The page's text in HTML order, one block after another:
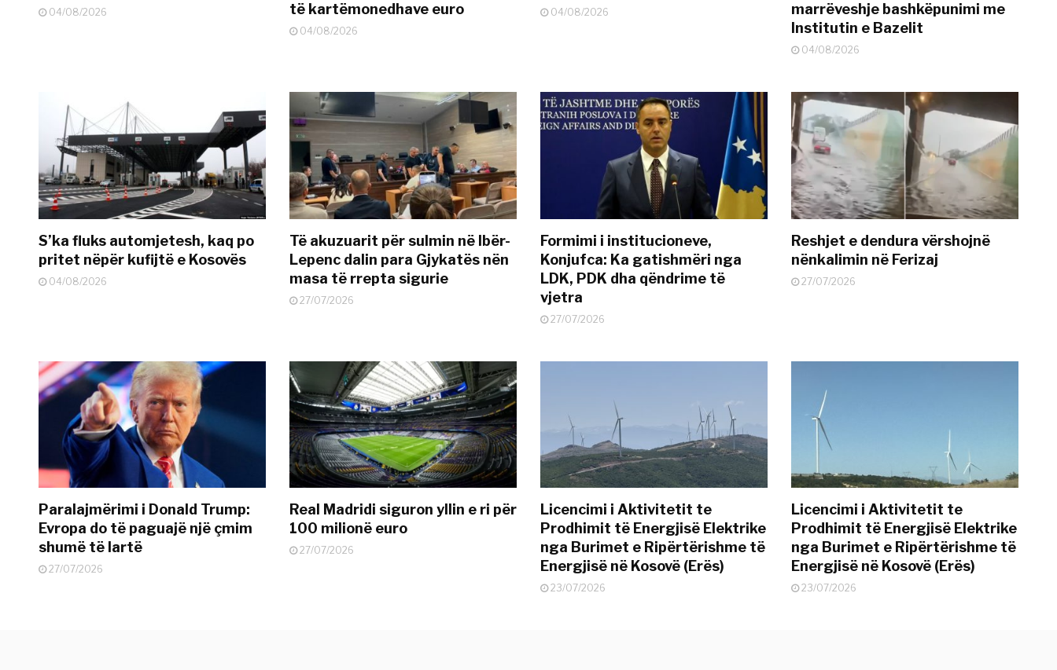
04/08/2026
të kartëmonedhave euro
04/08/2026
04/08/2026
marrëveshje bashkëpunimi me
Institutin e Bazelit
04/08/2026
S’ka fluks automjetesh, kaq po
pritet nëpër kufijtë e Kosovës
04/08/2026
Të akuzuarit për sulmin në Ibër-
Lepenc dalin para Gjykatës nën
masa të rrepta sigurie
27/07/2026
Formimi i institucioneve,
Konjufca: Ka gatishmëri nga
LDK, PDK dha qëndrime të
vjetra
27/07/2026
Reshjet e dendura vërshojnë
nënkalimin në Ferizaj
27/07/2026
Paralajmërimi i Donald Trump:
Evropa do të paguajë një çmim
shumë të lartë
27/07/2026
Real Madridi siguron yllin e ri për
100 milionë euro
27/07/2026
Licencimi i Aktivitetit te
Prodhimit të Energjisë Elektrike
nga Burimet e Ripërtërishme të
Energjisë në Kosovë (Erës)
23/07/2026
Licencimi i Aktivitetit te
Prodhimit të Energjisë Elektrike
nga Burimet e Ripërtërishme të
Energjisë në Kosovë (Erës)
23/07/2026